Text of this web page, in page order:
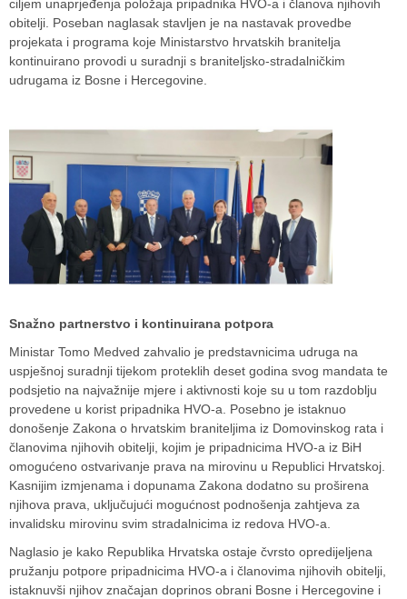
ciljem unaprjeđenja položaja pripadnika HVO-a i članova njihovih
obitelji. Poseban naglasak stavljen je na nastavak provedbe
projekata i programa koje Ministarstvo hrvatskih branitelja
kontinuirano provodi u suradnji s braniteljsko-stradalničkim
udrugama iz Bosne i Hercegovine.
Snažno partnerstvo i kontinuirana potpora
Ministar Tomo Medved zahvalio je predstavnicima udruga na
uspješnoj suradnji tijekom proteklih deset godina svog mandata te
podsjetio na najvažnije mjere i aktivnosti koje su u tom razdoblju
provedene u korist pripadnika HVO-a. Posebno je istaknuo
donošenje Zakona o hrvatskim braniteljima iz Domovinskog rata i
članovima njihovih obitelji, kojim je pripadnicima HVO-a iz BiH
omogućeno ostvarivanje prava na mirovinu u Republici Hrvatskoj.
Kasnijim izmjenama i dopunama Zakona dodatno su proširena
njihova prava, uključujući mogućnost podnošenja zahtjeva za
invalidsku mirovinu svim stradalnicima iz redova HVO-a.
Naglasio je kako Republika Hrvatska ostaje čvrsto opredijeljena
pružanju potpore pripadnicima HVO-a i članovima njihovih obitelji,
istaknuvši njihov značajan doprinos obrani Bosne i Hercegovine i